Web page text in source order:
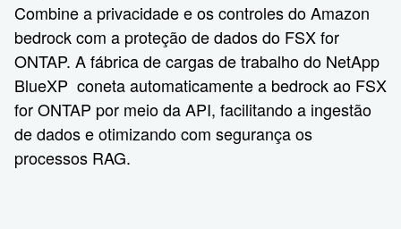
Combine a privacidade e os controles do Amazon
bedrock com a proteção de dados do FSX for
ONTAP. A fábrica de cargas de trabalho do NetApp
BlueXP coneta automaticamente a bedrock ao FSX
for ONTAP por meio da API, facilitando a ingestão
de dados e otimizando com segurança os
processos RAG.